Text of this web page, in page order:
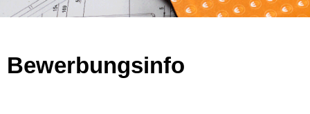
Bewerbungsinfo